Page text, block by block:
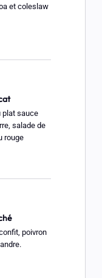
et coleslaw
plat sauce
salade de
rouge
poivron